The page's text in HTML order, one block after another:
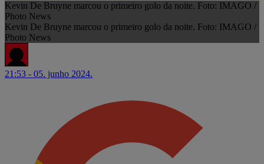
Kevin De Bruyne marcou o primeiro golo da noite. Foto: IMAGO /
Photo News
Kevin De Bruyne marcou o primeiro golo da noite. Foto: IMAGO /
Photo News
21:53 - 05. junho 2024.